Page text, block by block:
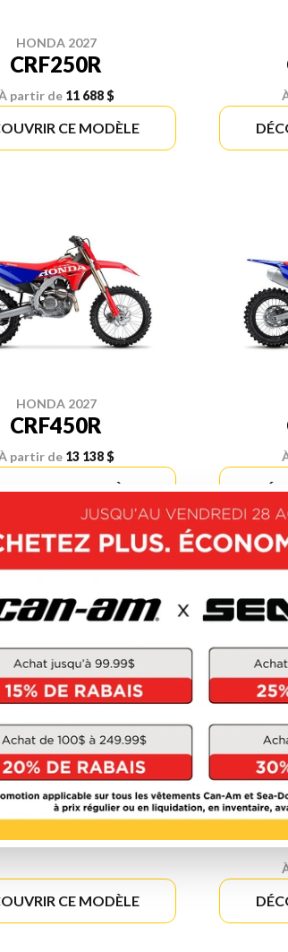
HONDA 2027
CRF250R
partir de 11 688 $
CE MODÈLE
HONDA 2027
CRF450R
partir de 13 138 $
CE MODÈLE
HONDA 2026
TWIN
partir de18 803 $
CE MODÈLE